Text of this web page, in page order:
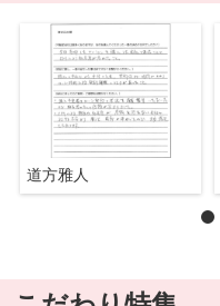
道方雅人